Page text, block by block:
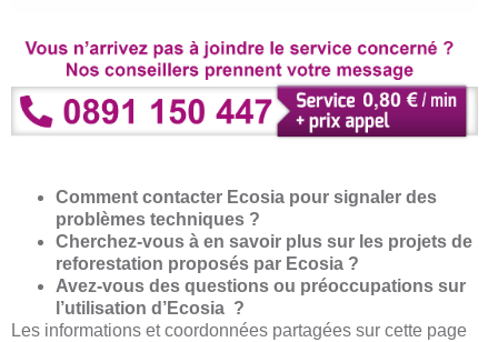
Comment contacter Ecosia pour signaler des
problèmes techniques ?
Cherchez-vous à en savoir plus sur les projets de
reforestation proposés par Ecosia ?
Avez-vous des questions ou préoccupations sur
l’utilisation d’Ecosia ?
Les informations et coordonnées partagées sur cette page